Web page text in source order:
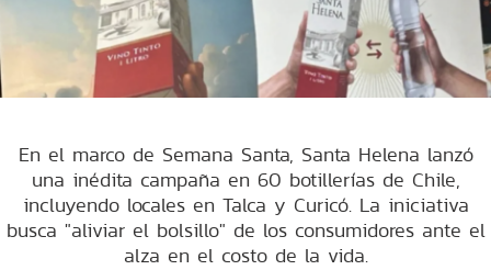
En el marco de Semana Santa, Santa Helena lanzó
una inédita campaña en 60 botillerías de Chile,
incluyendo locales en Talca y Curicó. La iniciativa
busca "aliviar el bolsillo" de los consumidores ante el
alza en el costo de la vida.